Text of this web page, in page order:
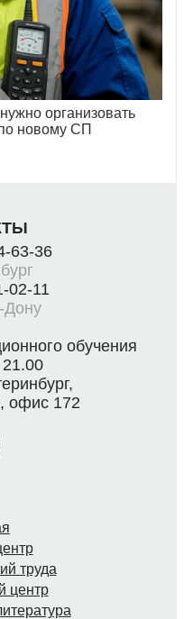
организовать
новому СП
63-36
02-11
Дону
обучения
офис 172
труда
центр